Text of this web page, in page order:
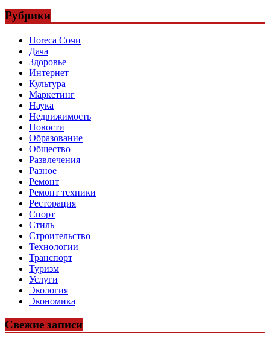
Рубрики
Horeca Сочи
Дача
Здоровье
Интернет
Культура
Маркетинг
Наука
Недвижимость
Новости
Образование
Общество
Развлечения
Разное
Ремонт
Ремонт техники
Ресторация
Спорт
Стиль
Строительство
Технологии
Транспорт
Туризм
Услуги
Экология
Экономика
Свежие записи